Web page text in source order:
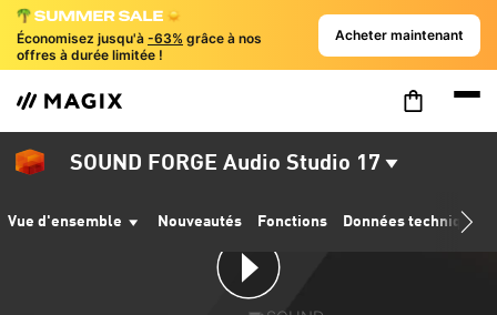
Économisez jusqu'à -63% grâce à nos
offres à durée limitée !
Acheter maintenant
SOUND FORGE Audio Studio 17
Vue d'ensemble Nouveautés Fonctions Données techniques